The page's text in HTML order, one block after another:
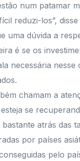
num patamar
reduzi-los”,
uma dúvida a
é se os
necessária nesse
chamam a
se
atrás das
por países
pelo